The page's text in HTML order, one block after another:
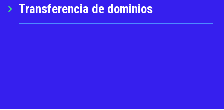
Transferencia de dominios